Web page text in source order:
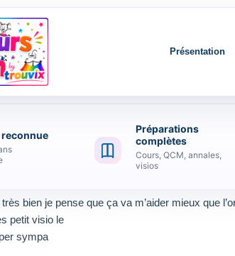
Présentation
Préparations
complètes
Cours, QCM, annales,
visios
bien je pense que ça va m’aider mieux que
petit visio le
sympa